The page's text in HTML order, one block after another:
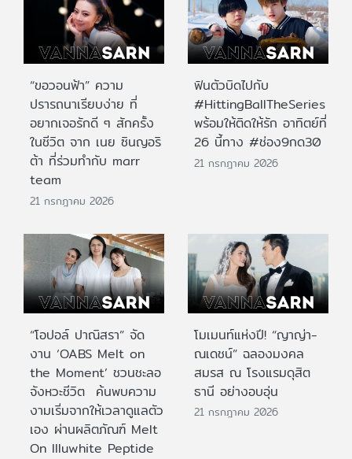
“ขอวอนฟ้า” ความ
ปรารถนาเรียบง่าย ที่
อยากเจอรักดี ๆ สักครั้ง
ในชีวิต จาก เนย ซินญอริ
ต้า ที่ร่วมทำกับ marr
team
21 กรกฎาคม 2026
ฟินตัวบิดไปกับ
#HittingBallTheSeries
พร้อมให้ติดให้รัก อาทิตย์ที่
26 นี้ทาง #ช่อง9กด30
21 กรกฎาคม 2026
“โอปอล์ ปาณิสรา” จัด
งาน ‘OABS Melt on
the Moment’ ชวนชะลอ
จังหวะชีวิต ค้นพบความ
งามเริ่มจากให้เวลาดูแลตัว
เอง ผ่านผลิตภัณฑ์ Melt
On Illuwhite Peptide
โมเมนท์แห่งปี! “ญาญ่า-
ณเดชน์” ฉลองมงคล
สมรส ณ โรงแรมดุสิต
ธานี อย่างอบอุ่น
21 กรกฎาคม 2026